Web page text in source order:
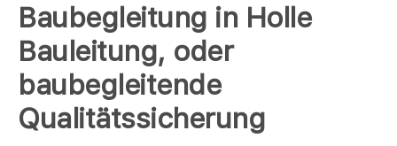
Baubegleitung in Holle
Bauleitung, oder
baubegleitende
Qualitätssicherung